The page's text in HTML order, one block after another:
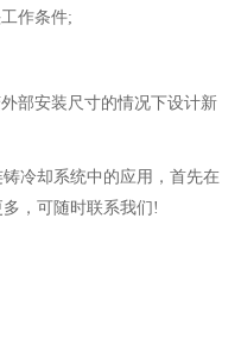
作条件;
安装尺寸的情况下设计新
冷却系统中的应用，首先在
，可随时联系我们!